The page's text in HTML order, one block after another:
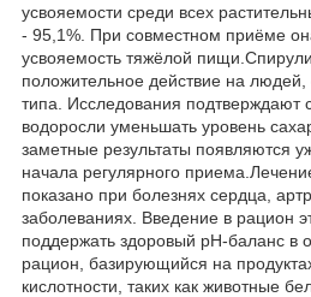
усвояемости среди всех
- 95,1%. При совместном приёме
усвояемость тяжёлой
положительное действие на
типа. Исследования подтверждают
водоросли уменьшать уровень
заметные результаты появляются
начала регулярного
показано при болезнях сердца,
заболеваниях. Введение в рацион
поддержать здоровый pH-баланс в
рацион, базирующийся на
кислотности, таких как животные